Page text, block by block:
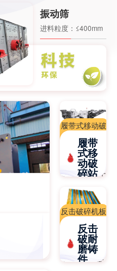
振动筛
进料粒度： ≤400mm
履带式移动破
碎站|移动破
碎站|移动破
碎机厂家-江
苏迈斯特重工
机械有限公司
履带
式移
动破
碎站
进料粒
度：根据
机器配置
反击破碎机板
锤|高铬板锤|
高锰钢板锤|
合金板锤|复
合板锤-江苏
反击
破耐
磨铸
件